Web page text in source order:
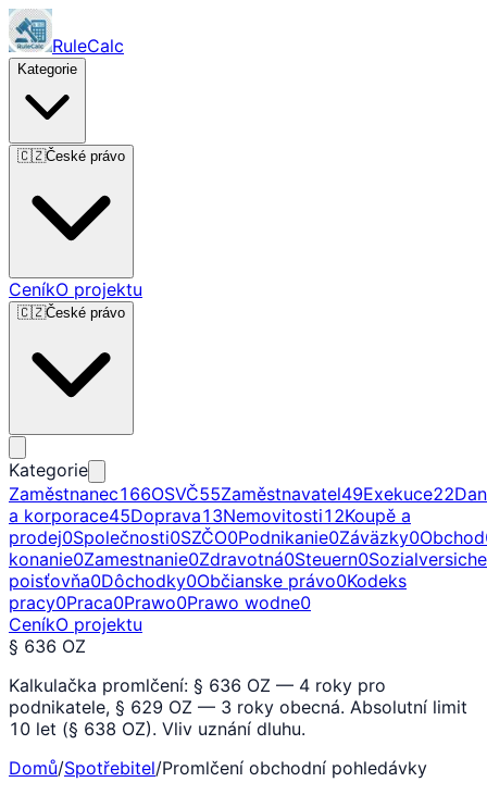
RuleCalc
Kategorie
🇨🇿České právo
CeníkO projektu
🇨🇿České právo
Kategorie
Zaměstnanec166OSVČ55Zaměstnavatel49Exekuce22
a korporace45Doprava13Nemovitosti12Koupě a
prodej0Společnosti0SZČO0Podnikanie0Záväzky0Obchod
konanie0Zamestnanie0Zdravotná0Steuern0
poisťovňa0Dôchodky0Občianske právo0Kodeks
pracy0Praca0Prawo0Prawo wodne0
CeníkO projektu
§ 636 OZ
Kalkulačka promlčení: § 636 OZ — 4 roky pro
podnikatele, § 629 OZ — 3 roky obecná. Absolutní limit
10 let (§ 638 OZ). Vliv uznání dluhu.
Domů/Spotřebitel/Promlčení obchodní pohledávky